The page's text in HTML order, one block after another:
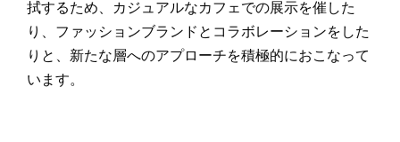
拭するため、カジュアルなカフェでの展示を催した
り、ファッションブランドとコラボレーションをした
りと、新たな層へのアプローチを積極的におこなって
います。